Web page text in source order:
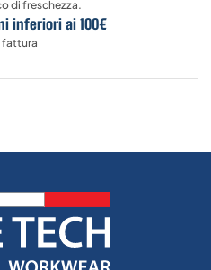
di freschezza.
inferiori ai 100€
fattura